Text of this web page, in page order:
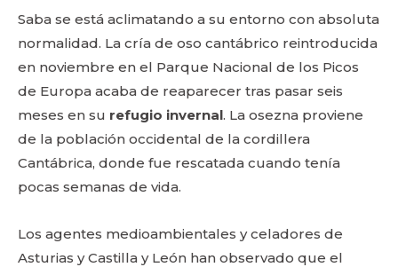
Saba se está aclimatando a su entorno con absoluta
normalidad. La cría de oso cantábrico reintroducida
en noviembre en el Parque Nacional de los Picos
de Europa acaba de reaparecer tras pasar seis
meses en su refugio invernal. La osezna proviene
de la población occidental de la cordillera
Cantábrica, donde fue rescatada cuando tenía
pocas semanas de vida.
Los agentes medioambientales y celadores de
Asturias y Castilla y León han observado que el